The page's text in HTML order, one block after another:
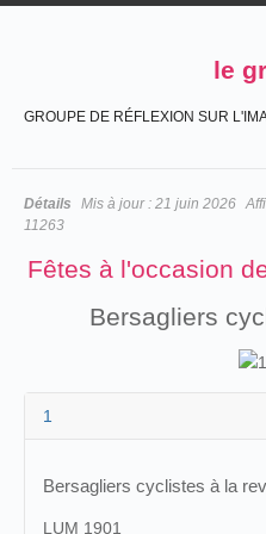
le
GROUPE DE RÉFLEXION SUR
Détails Mis à jour : 21 juin 2026
11263
Fêtes à l'occasion
Bersagliers
1
Bersagliers cyclistes à la
LUM 1901